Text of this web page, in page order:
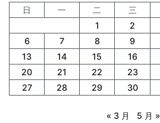
日
一 二 三
1
2
6
7 8 9
13
14 15 16
20
21 22 23
27
28 29 30
« 3 月 5 月 »